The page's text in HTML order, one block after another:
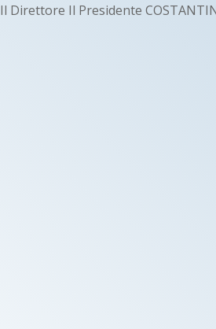
Il Direttore Il Presidente